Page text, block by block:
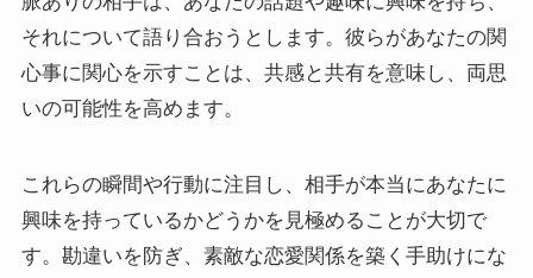
それについて語り合おうとします。彼らがあなたの関
心事に関心を示すことは、共感と共有を意味し、両思
いの可能性を高めます。
これらの瞬間や行動に注目し、相手が本当にあなたに
興味を持っているかどうかを見極めることが大切で
す。勘違いを防ぎ、素敵な恋愛関係を築く手助けにな